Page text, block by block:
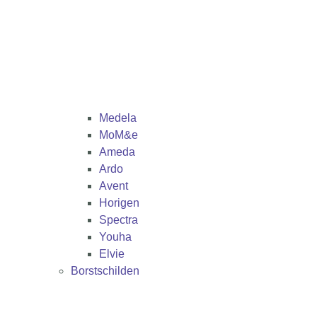
Medela
MoM&e
Ameda
Ardo
Avent
Horigen
Spectra
Youha
Elvie
Borstschilden